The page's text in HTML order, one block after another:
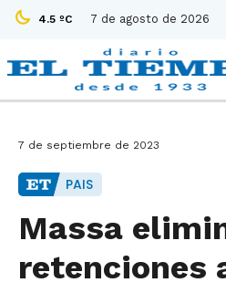
4.5 ºC 7 de agosto de 2026
7 de septiembre de 2023
PAIS
Massa
retenciones